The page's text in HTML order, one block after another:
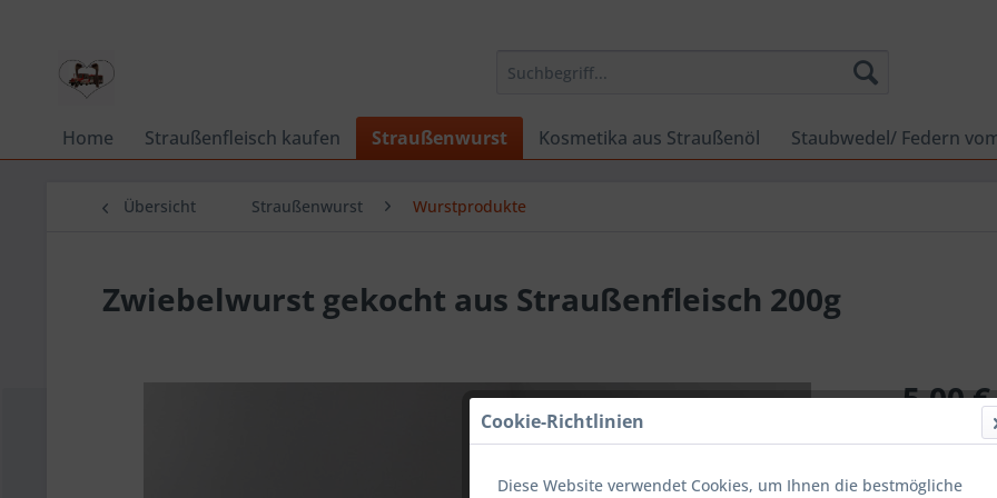
Home Straußenfleisch kaufen Straußenwurst Kosmetika aus Straußenöl Staubwedel/ Federn
Übersicht Straußenwurst Wurstprodukte
Zwiebelwurst gekocht aus Straußenfleisch 200g
5,00
200
inkl. MwSt.
Sofort
Cookie-Richtlinien
Diese Website verwendet Cookies, um Ihnen die bestmögliche